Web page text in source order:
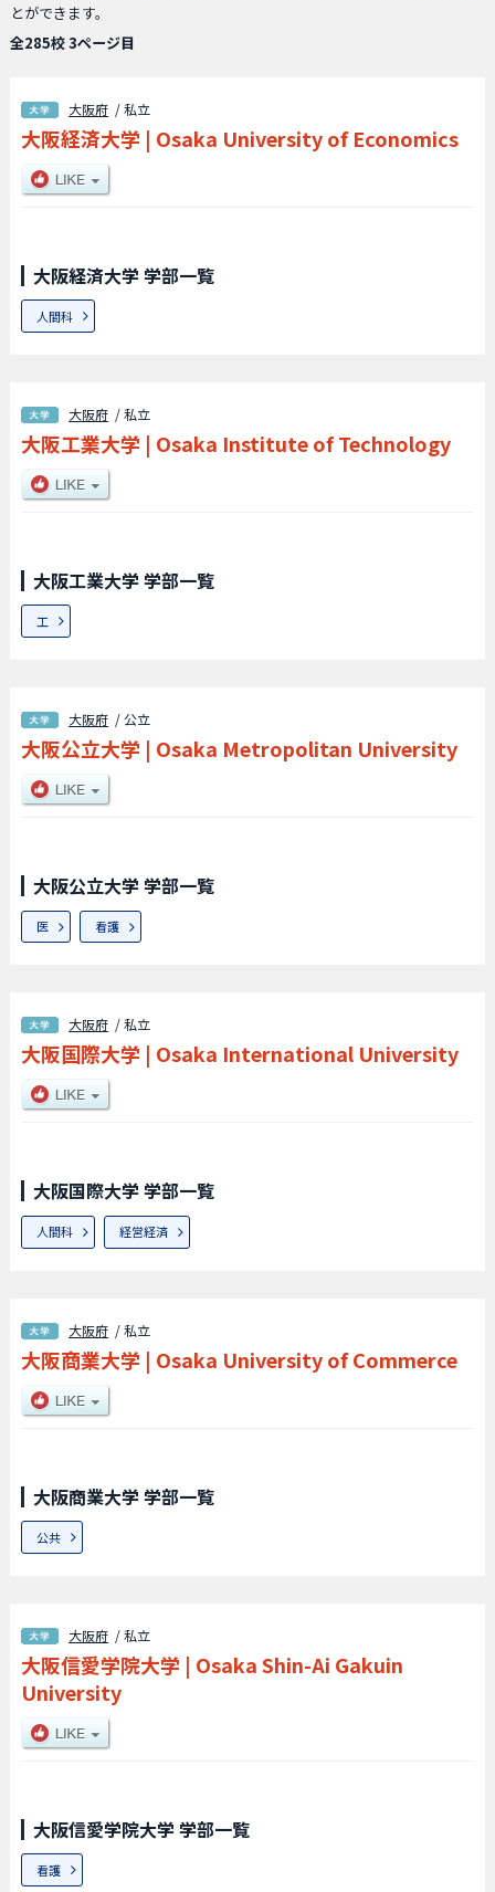
とができます。
全285校 3ページ目
大阪府 / 私立
大阪経済大学 | Osaka University of Economics
大阪経済大学 学部一覧
人間科
大阪府 / 私立
大阪工業大学 | Osaka Institute of Technology
大阪工業大学 学部一覧
工
大阪府 / 公立
大阪公立大学 | Osaka Metropolitan University
大阪公立大学 学部一覧
医 看護
大阪府 / 私立
大阪国際大学 | Osaka International University
大阪国際大学 学部一覧
人間科 経営経済
大阪府 / 私立
大阪商業大学 | Osaka University of Commerce
大阪商業大学 学部一覧
公共
大阪府 / 私立
大阪信愛学院大学 | Osaka Shin-Ai Gakuin
University
大阪信愛学院大学 学部一覧
看護